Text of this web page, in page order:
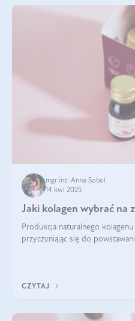
mgr inż. Anna Sobol
14 kwi 2025
Jaki kolagen wybrać na
Produkcja naturalnego
przyczyniając się do
CZYTAJ